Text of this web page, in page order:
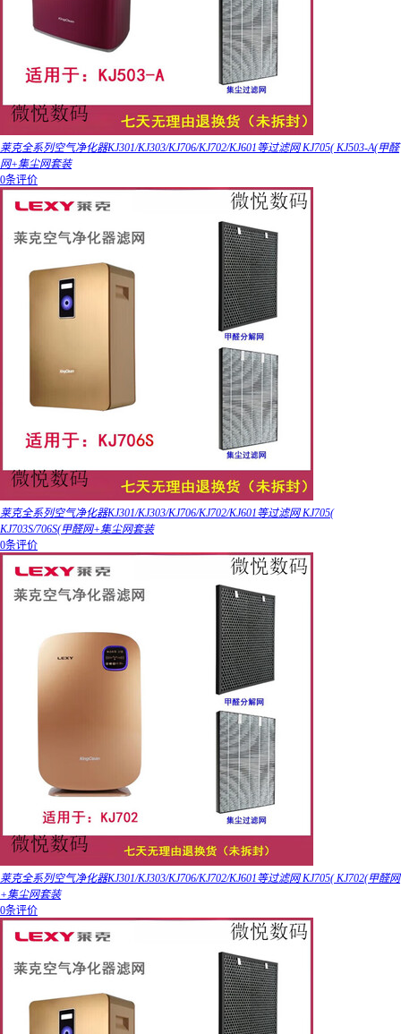
莱克全系列空气净化器KJ301/KJ303/KJ706/KJ702/KJ601等过滤网 KJ705( KJ503-A(甲醛
网+集尘网套装
0条评价
莱克全系列空气净化器KJ301/KJ303/KJ706/KJ702/KJ601等过滤网 KJ705(
KJ703S/706S(甲醛网+集尘网套装
0条评价
莱克全系列空气净化器KJ301/KJ303/KJ706/KJ702/KJ601等过滤网 KJ705( KJ702(甲醛网
+集尘网套装
0条评价